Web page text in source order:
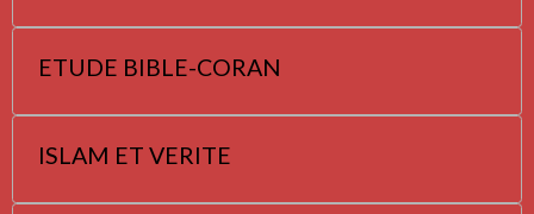
ETUDE BIBLE-CORAN
ISLAM ET VERITE